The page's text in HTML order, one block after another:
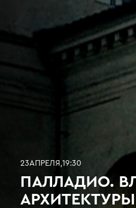
23АПРЕЛЯ,19:30
ПАЛЛАДИО.
АРХИТЕКТУРЫ